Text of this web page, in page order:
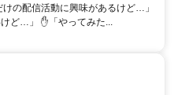
の配信活動に興味があるけど…」
ど…」 ✋「やってみた...